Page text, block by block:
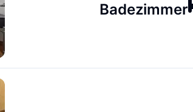
Badezimmer